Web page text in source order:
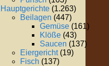
Hauptgerichte (1.263)
Beilagen (447)
Gemüse (161)
Klöße (43)
Saucen (137)
Eiergericht(19)
Fisch (137)